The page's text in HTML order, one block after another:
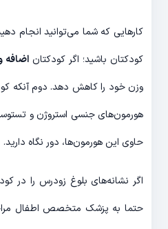
کارهایی که شما می‌توانید انجام
کودکتان باشید؛ اگر کودکتان اضافه
وزن خود را کاهش دهد. دوم آنکه
هورمون‌های جنسی استروژن و
حاوی این هورمون‌ها، دور نگاه دارید.
اگر نشانه‌های بلوغ زودرس را در
حتما به پزشک متخصص اطفال